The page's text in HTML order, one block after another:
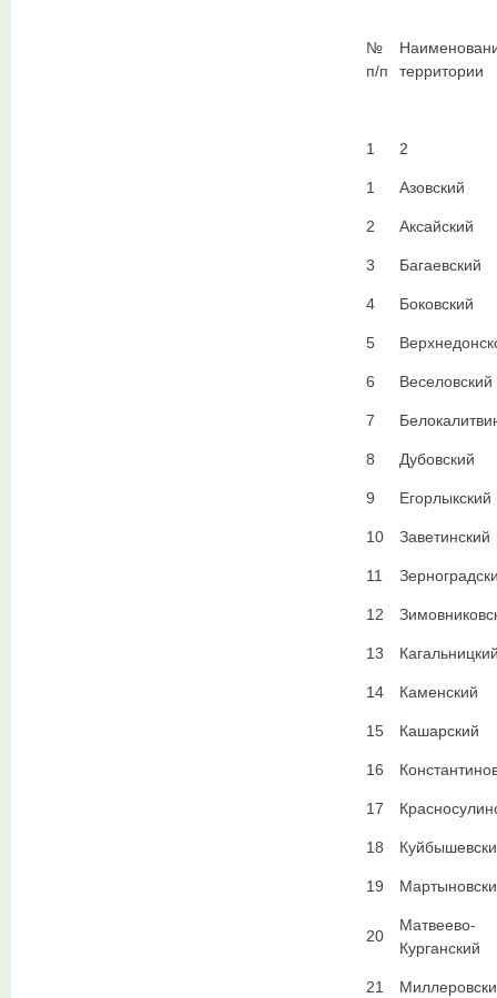
№
п/п
территории
1 2
1 Азовский
2 Аксайский
3 Багаевский
4 Боковский
5
6 Веселовский
7
8 Дубовский
9 Егорлыкский
10 Заветинский
11
12
13
14 Каменский
15 Кашарский
16
17
18
19
20
Матвеево-
Курганский
21